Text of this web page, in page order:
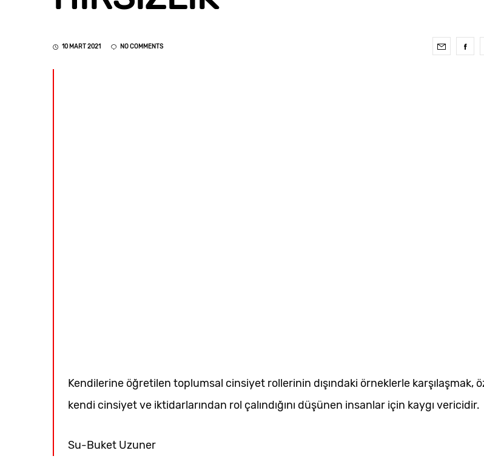
10 MART 2021 NO COMMENTS
Kendilerine öğretilen toplumsal cinsiyet rollerinin dışındaki örneklerle karşılaşmak,
kendi cinsiyet ve iktidarlarından rol çalındığını düşünen insanlar için kaygı vericidir.
Su-Buket Uzuner